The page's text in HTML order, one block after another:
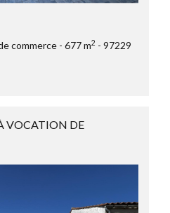
commerce 677 m2
97229
VOCATION DE